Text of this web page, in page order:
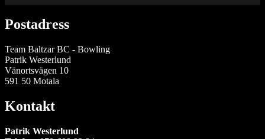
Postadress
Team Baltzar BC - Bowling
Patrik Westerlund
Vänortsvägen 10
591 50 Motala
Kontakt
Patrik Westerlund